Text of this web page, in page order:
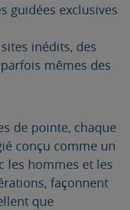
guidées exclusives
inédits, des
mêmes des
de pointe, chaque
conçu comme un
les hommes et les
façonnent
que